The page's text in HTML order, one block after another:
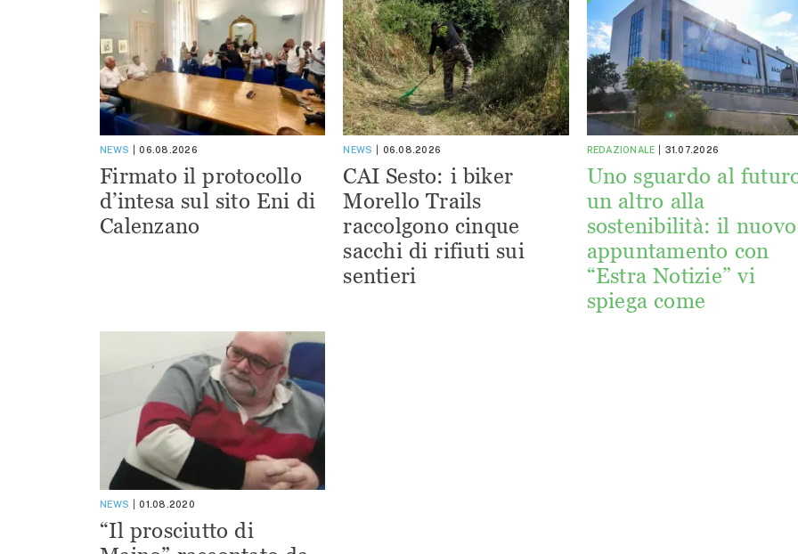
NEWS 06.08.2026
Firmato il protocollo
d’intesa sul sito Eni di
Calenzano
NEWS 06.08.2026
CAI Sesto: i biker
Morello Trails
raccolgono cinque
sacchi di rifiuti sui
sentieri
REDAZIONALE 31.07.2026
Uno sguardo al
un altro alla
sostenibilità: il nuovo
appuntamento con
“Estra Notizie” vi
spiega come
NEWS 01.08.2020
“Il prosciutto di